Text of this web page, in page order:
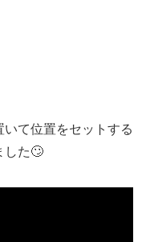
て位置をセットする
した🙄